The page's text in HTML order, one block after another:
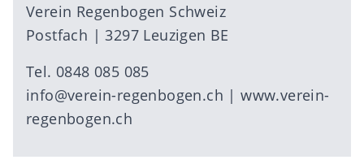
Verein Regenbogen Schweiz
Postfach | 3297 Leuzigen BE
Tel. 0848 085 085
info@verein-regenbogen.ch |www.verein-
regenbogen.ch